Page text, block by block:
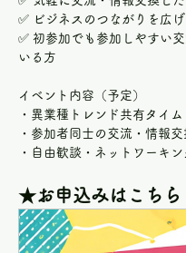
✅ ビジネスのつながりを広
✅ 初参加でも参加しやすい
いる方
イベント内容（予定）
・異業種トレンド共有タイム
・参加者同士の交流・情報交
・自由歓談・ネットワーキン
★お申込みはこち